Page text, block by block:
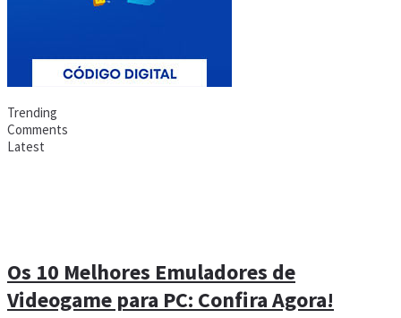
Trending
Comments
Latest
Os 10 Melhores Emuladores de
Videogame para PC: Confira Agora!